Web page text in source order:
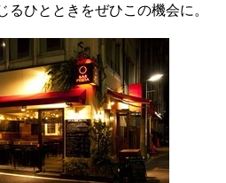
ひとときをぜひこの機会に。